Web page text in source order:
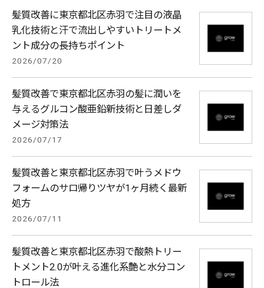
髪質改善に東京都北区赤羽で注目の液晶
乳化技術と汗で流出しやすいトリートメ
ント成分の長持ちポイント
2026/07/20
髪質改善で東京都北区赤羽の髪に潤いを
与えるグルコン酸亜鉛新技術と日差しダ
メージ対策法
2026/07/17
髪質改善と東京都北区赤羽で叶うメドウ
フォームのサロ帰りツヤが1ヶ月続く最新
処方
2026/07/11
髪質改善と東京都北区赤羽で酸熱トリー
トメント2.0が叶える進化系艶と水分コン
トロール法